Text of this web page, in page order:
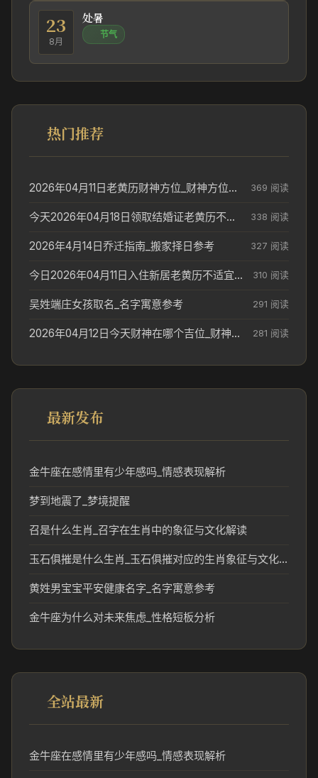
23
8月
处暑
节气
热门推荐
2026年04月11日老黄历财神方位_财神方位与供奉讲究 369 阅读
今天2026年04月18日领取结婚证老黄历不适合吗_领证日期参考 338 阅读
2026年4月14日乔迁指南_搬家择日参考 327 阅读
今日2026年04月11日入住新居老黄历不适宜吗_搬家择日参考 310 阅读
吴姓端庄女孩取名_名字寓意参考 291 阅读
2026年04月12日今天财神在哪个吉位_财神方位参考 281 阅读
最新发布
金牛座在感情里有少年感吗_情感表现解析
梦到地震了_梦境提醒
召是什么生肖_召字在生肖中的象征与文化解读
玉石俱摧是什么生肖_玉石俱摧对应的生肖象征与文化解读
黄姓男宝宝平安健康名字_名字寓意参考
金牛座为什么对未来焦虑_性格短板分析
全站最新
金牛座在感情里有少年感吗_情感表现解析